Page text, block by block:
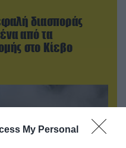
My Personal
διασποράς
από τα
στο Κίεβο